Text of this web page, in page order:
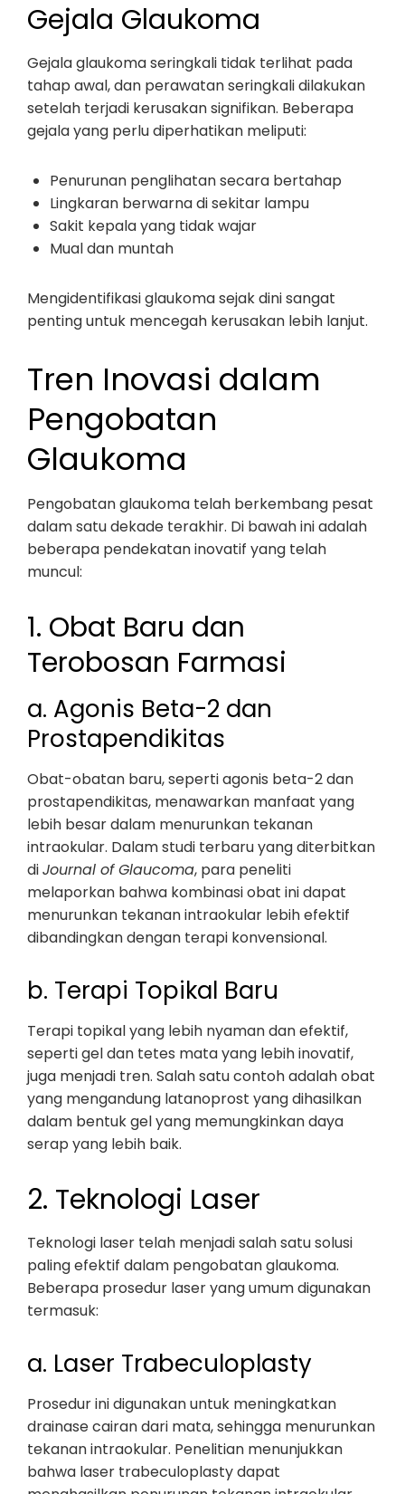
Gejala Glaukoma
Gejala glaukoma seringkali tidak terlihat pada
tahap awal, dan perawatan seringkali dilakukan
setelah terjadi kerusakan signifikan. Beberapa
gejala yang perlu diperhatikan meliputi:
Penurunan penglihatan secara bertahap
Lingkaran berwarna di sekitar lampu
Sakit kepala yang tidak wajar
Mual dan muntah
Mengidentifikasi glaukoma sejak dini sangat
penting untuk mencegah kerusakan lebih lanjut.
Tren Inovasi dalam
Pengobatan
Glaukoma
Pengobatan glaukoma telah berkembang pesat
dalam satu dekade terakhir. Di bawah ini adalah
beberapa pendekatan inovatif yang telah
muncul:
1. Obat Baru dan
Terobosan Farmasi
a. Agonis Beta-2 dan
Prostapendikitas
Obat-obatan baru, seperti agonis beta-2 dan
prostapendikitas, menawarkan manfaat yang
lebih besar dalam menurunkan tekanan
intraokular. Dalam studi terbaru yang diterbitkan
diJournal of Glaucoma, para peneliti
melaporkan bahwa kombinasi obat ini dapat
menurunkan tekanan intraokular lebih efektif
dibandingkan dengan terapi konvensional.
b. Terapi Topikal Baru
Terapi topikal yang lebih nyaman dan efektif,
seperti gel dan tetes mata yang lebih inovatif,
juga menjadi tren. Salah satu contoh adalah obat
yang mengandung latanoprost yang dihasilkan
dalam bentuk gel yang memungkinkan daya
serap yang lebih baik.
2. Teknologi Laser
Teknologi laser telah menjadi salah satu solusi
paling efektif dalam pengobatan glaukoma.
Beberapa prosedur laser yang umum digunakan
termasuk:
a. Laser Trabeculoplasty
Prosedur ini digunakan untuk meningkatkan
drainase cairan dari mata, sehingga menurunkan
tekanan intraokular. Penelitian menunjukkan
bahwa laser trabeculoplasty dapat